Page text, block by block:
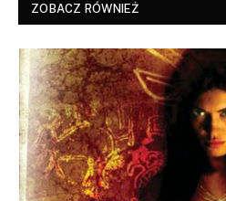
ZOBACZ RÓWNIEŻ